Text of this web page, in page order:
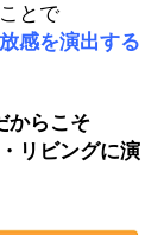
とで
感を演出する
からこそ
リビングに演